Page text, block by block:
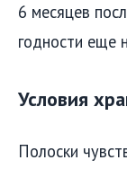
6 месяцев
годности еще
Условия
Полоски